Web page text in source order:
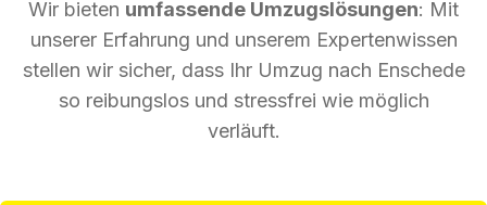
Wir bieten umfassende Umzugslösungen: Mit
unserer Erfahrung und unserem Expertenwissen
stellen wir sicher, dass Ihr Umzug nach Enschede
so reibungslos und stressfrei wie möglich
verläuft.